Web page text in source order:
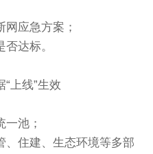
应急方案；
达标。
上线”生效
池；
、住建、生态环境等多部